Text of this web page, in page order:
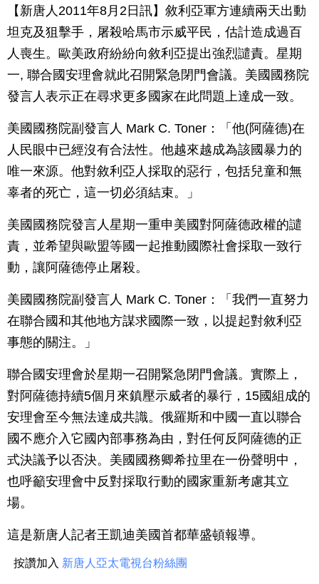
【新唐人2011年8月2日訊】敘利亞軍方連續兩天出動
坦克及狙擊手，屠殺哈馬市示威平民，估計造成過百
人喪生。歐美政府紛紛向敘利亞提出強烈譴責。星期
一, 聯合國安理會就此召開緊急閉門會議。美國國務院
發言人表示正在尋求更多國家在此問題上達成一致。
美國國務院副發言人 Mark C. Toner：「他(阿薩德)在
人民眼中已經沒有合法性。他越來越成為該國暴力的
唯一來源。他對敘利亞人採取的惡行，包括兒童和無
辜者的死亡，這一切必須結束。」
美國國務院發言人星期一重申美國對阿薩德政權的譴
責，並希望與歐盟等國一起推動國際社會採取一致行
動，讓阿薩德停止屠殺。
美國國務院副發言人 Mark C. Toner：「我們一直努力
在聯合國和其他地方謀求國際一致，以提起對敘利亞
事態的關注。」
聯合國安理會於星期一召開緊急閉門會議。實際上，
對阿薩德持續5個月來鎮壓示威者的暴行，15國組成的
安理會至今無法達成共識。俄羅斯和中國一直以聯合
國不應介入它國內部事務為由，對任何反阿薩德的正
式決議予以否決。美國國務卿希拉里在一份聲明中，
也呼籲安理會中反對採取行動的國家重新考慮其立
場。
這是新唐人記者王凱迪美國首都華盛頓報導。
按讚加入 新唐人亞太電視台粉絲團